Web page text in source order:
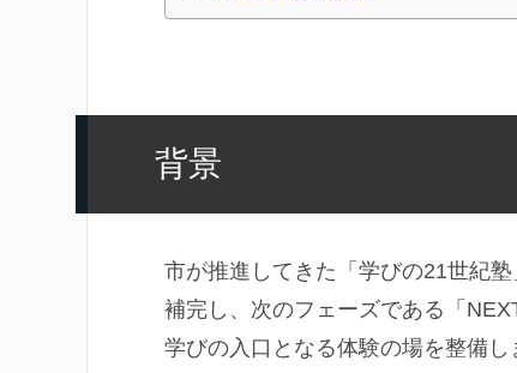
背景
市が推進してきた「学びの21世紀
補完し、次のフェーズである「
学びの入口となる体験の場を整備し